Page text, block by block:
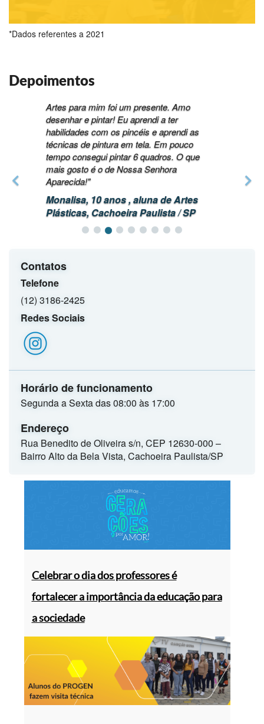
*Dados referentes a 2021
Depoimentos
Artes para mim foi um presente. Amo
desenhar e pintar! Eu aprendi a ter
habilidades com os pincéis e aprendi as
técnicas de pintura em tela. Em pouco
tempo consegui pintar 6 quadros. O que
mais gosto é o de Nossa Senhora
Aparecida!"
Monalisa, 10 anos , aluna de Artes
Plásticas, Cachoeira Paulista / SP
Contatos
Telefone
(12) 3186-2425
Redes Sociais
Horário de funcionamento
Segunda a Sexta das 08:00 às 17:00
Endereço
Rua Benedito de Oliveira s/n, CEP 12630-000 –
Bairro Alto da Bela Vista, Cachoeira Paulista/SP
Celebrar o dia dos professores é
fortalecer a importância da educação para
a sociedade